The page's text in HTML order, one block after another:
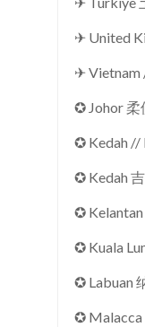
✈ United
✈ Vietnam
✪ Johor 柔
✪ Kedah //
✪ Kedah
✪
✪ Kuala
✪ Labuan
✪ Malacca